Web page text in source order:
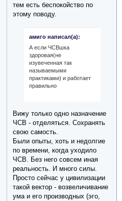
тем есть беспокойство по
этому поводу.
амиго написал(а):
А если ЧСВшка
здоровая(не
изувеченная так
называемыми
практиками) и работает
правильно
Вижу только одно назначение
ЧСВ - отделяться. Сохранять
свою самость.
Были опыты, хоть и недолгие
по времени, когда уходило
ЧСВ. Без него совсем иная
реальность. И много силы.
Просто сейчас у цивилизации
такой вектор - возвеличивание
ума и его производных (эго,